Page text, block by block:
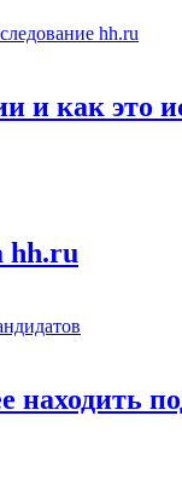
и как это
hh.ru
находить